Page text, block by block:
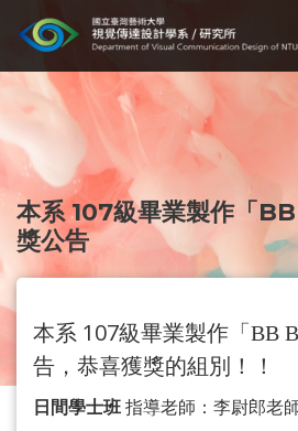
本系 107級畢業製作「
獎公告
本系 107級畢業製作「BB
告，恭喜獲獎的組別！！
日間學士班指導老師：李尉郎老